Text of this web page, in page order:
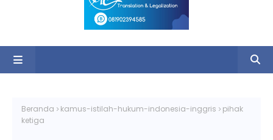
Beranda kamus-istilah-hukum-indonesia-inggris
pihak
ketiga